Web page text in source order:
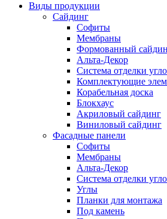
Виды продукции
Сайдинг
Софиты
Мембраны
Формованный
Альта-Декор
Система отделки
Комплектующие
Корабельная доска
Блокхаус
Акриловый сайдинг
Виниловый сайдинг
Фасадные панели
Софиты
Мембраны
Альта-Декор
Система отделки
Углы
Планки для монтажа
Под камень